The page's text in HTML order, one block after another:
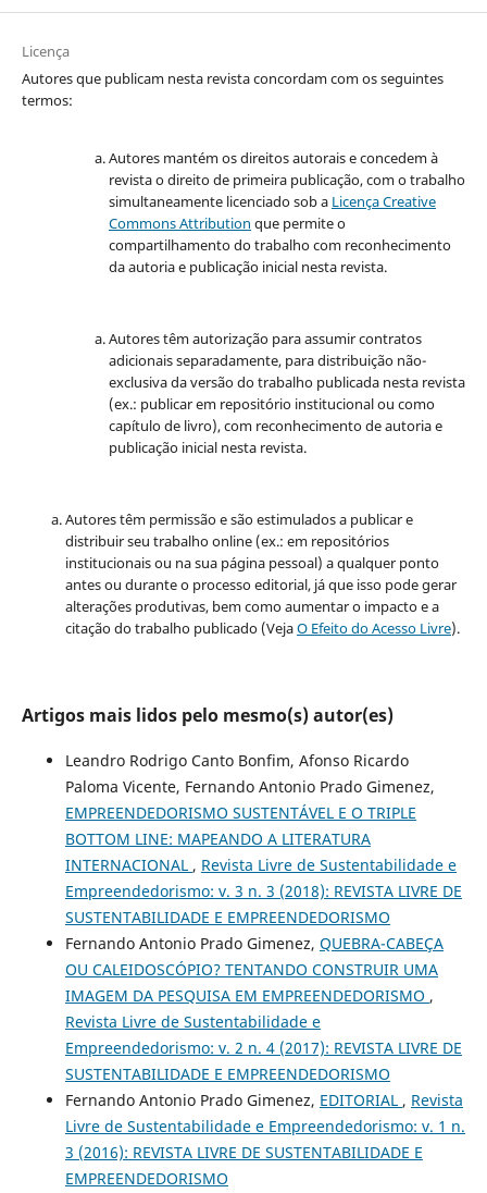
Licença
Autores que publicam nesta revista concordam com os seguintes
termos:
Autores mantém os direitos autorais e concedem à
revista o direito de primeira publicação, com o trabalho
simultaneamente licenciado sob a Licença Creative
Commons Attribution que permite o
compartilhamento do trabalho com reconhecimento
da autoria e publicação inicial nesta revista.
Autores têm autorização para assumir contratos
adicionais separadamente, para distribuição não-
exclusiva da versão do trabalho publicada nesta revista
(ex.: publicar em repositório institucional ou como
capítulo de livro), com reconhecimento de autoria e
publicação inicial nesta revista.
Autores têm permissão e são estimulados a publicar e
distribuir seu trabalho online (ex.: em repositórios
institucionais ou na sua página pessoal) a qualquer ponto
antes ou durante o processo editorial, já que isso pode gerar
alterações produtivas, bem como aumentar o impacto e a
citação do trabalho publicado (VejaO Efeito do Acesso Livre).
Artigos mais lidos pelo mesmo(s) autor(es)
Leandro Rodrigo Canto Bonfim, Afonso Ricardo
Paloma Vicente, Fernando Antonio Prado Gimenez,
EMPREENDEDORISMO SUSTENTÁVEL E O TRIPLE
BOTTOM LINE: MAPEANDO A LITERATURA
INTERNACIONAL , Revista Livre de Sustentabilidade e
Empreendedorismo: v. 3 n. 3 (2018): REVISTA LIVRE DE
SUSTENTABILIDADE E EMPREENDEDORISMO
Fernando Antonio Prado Gimenez, QUEBRA-CABEÇA
OU CALEIDOSCÓPIO? TENTANDO CONSTRUIR UMA
IMAGEM DA PESQUISA EM EMPREENDEDORISMO ,
Revista Livre de Sustentabilidade e
Empreendedorismo: v. 2 n. 4 (2017): REVISTA LIVRE DE
SUSTENTABILIDADE E EMPREENDEDORISMO
Fernando Antonio Prado Gimenez, EDITORIAL , Revista
Livre de Sustentabilidade e Empreendedorismo: v. 1 n.
3 (2016): REVISTA LIVRE DE SUSTENTABILIDADE E
EMPREENDEDORISMO